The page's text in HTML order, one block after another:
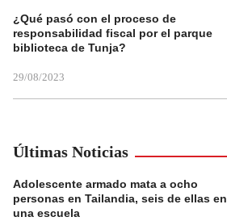
¿Qué pasó con el proceso de
responsabilidad fiscal por el parque
biblioteca de Tunja?
29/08/2023
Últimas Noticias
Adolescente armado mata a ocho
personas en Tailandia, seis de ellas en
una escuela